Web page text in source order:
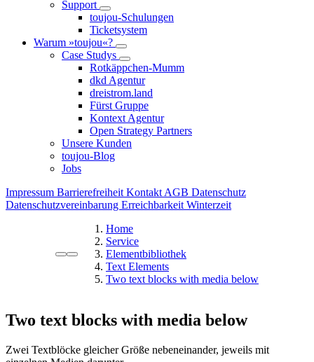
Support
toujou-Schulungen
Ticketsystem
Warum »toujou«?
Case Studys
Rotkäppchen-Mumm
dkd Agentur
dreistrom.land
Fürst Gruppe
Kontext Agentur
Open Strategy Partners
Unsere Kunden
toujou-Blog
Jobs
Impressum Barrierefreiheit Kontakt AGB Datenschutz
Datenschutzvereinbarung Erreichbarkeit Winterzeit
Home
Service
Elementbibliothek
Text Elements
Two text blocks with media below
Two text blocks with media below
Zwei Textblöcke gleicher Größe nebeneinander, jeweils mit